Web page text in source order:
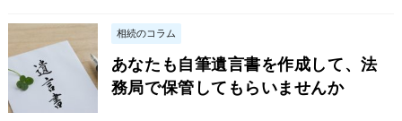
相続のコラム
あなたも自筆遺言書を作成して、法
務局で保管してもらいませんか